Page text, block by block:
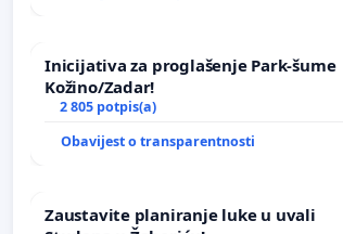
Inicijativa za proglašenje Park-šume
Kožino/Zadar!
2 805 potpis(a)
Obavijest o transparentnosti
Zaustavite planiranje luke u uvali